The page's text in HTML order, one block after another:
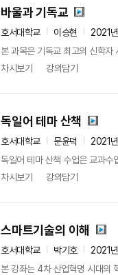
바울과 기독교
호서대학교 이승현
2021
본 과목은 기독교 최고의 신학자
차시보기
강의담기
독일어 테마 산책
호서대학교 문윤덕
2021
독일어 테마 산책 수업은 교과수
차시보기
강의담기
스마트기술의 이해
호서대학교 박기호
2021
본 강좌는 4차 산업혁명 시대의